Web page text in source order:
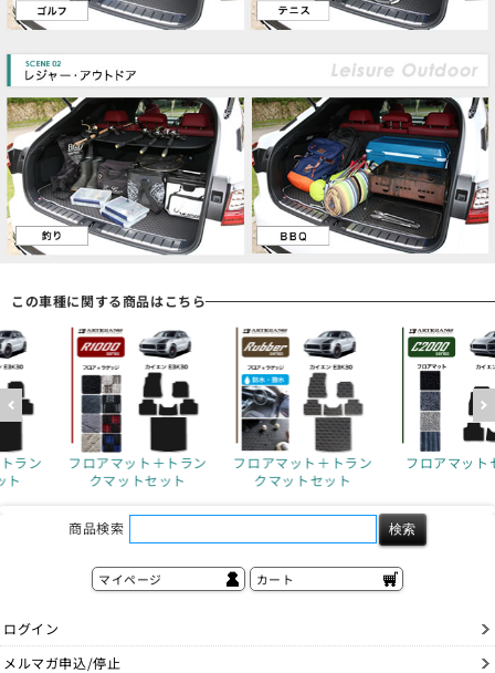
この車種に関する商品はこちら
ラン
ト
フロアマット＋トラン
クマットセット
フロアマットセット
フロアマット
商品検索
マイページ カート
ログイン
メルマガ申込/停止